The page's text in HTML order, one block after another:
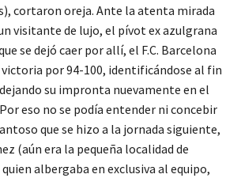
cortaron oreja. Ante la atenta mirada
visitante de lujo, el pívot ex azulgrana
se dejó caer por allí, el F.C. Barcelona
por 94-100, identificándose al fin
su impronta nuevamente en el
eso no se podía entender ni concebir
que se hizo a la jornada siguiente,
(aún era la pequeña localidad de
albergaba en exclusiva al equipo,